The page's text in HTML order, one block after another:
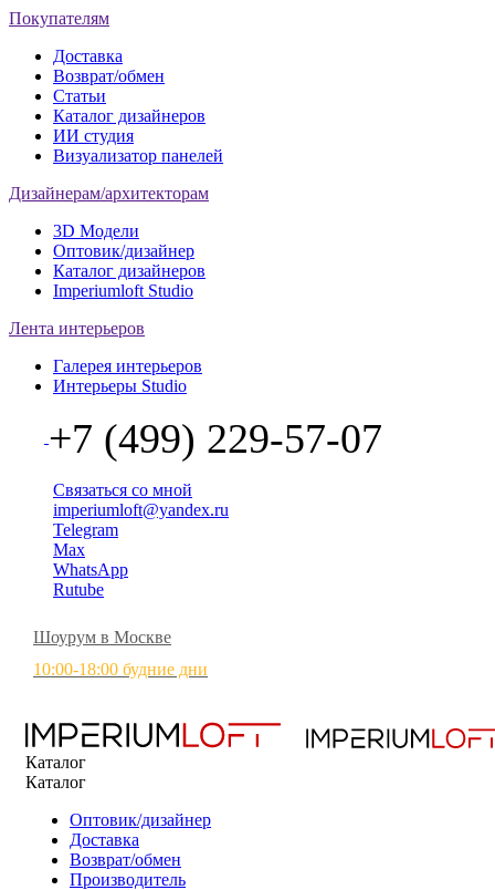
Покупателям
Доставка
Возврат/обмен
Статьи
Каталог дизайнеров
ИИ студия
Визуализатор панелей
Дизайнерам/архитекторам
3D Модели
Оптовик/дизайнер
Каталог дизайнеров
Imperiumloft Studio
Лента интерьеров
Галерея интерьеров
Интерьеры Studio
+7 (499) 229-57-07
Связаться со мной
imperiumloft@yandex.ru
Telegram
Max
WhatsApp
Rutube
Шоурум в Москве
10:00-18:00 будние дни
Каталог
Каталог
Оптовик/дизайнер
Доставка
Возврат/обмен
Производитель